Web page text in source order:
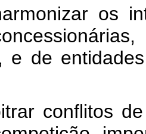
os
e de
de